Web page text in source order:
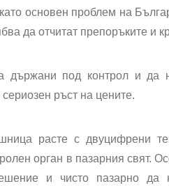
основен проблем на
да отчитат препоръките и
под контрол и да
ръст на цените.
расте с двуцифрени
орган в пазарния свят.
и чисто пазарно да